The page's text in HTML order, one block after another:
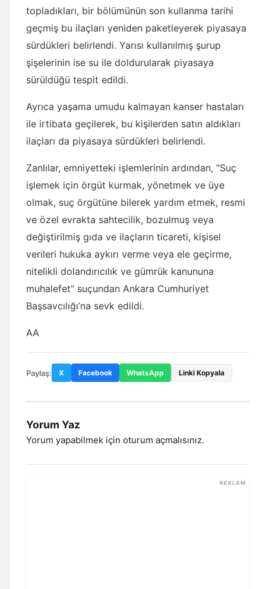
topladıkları, bir bölümünün son kullanma tarihi
geçmiş bu ilaçları yeniden paketleyerek piyasaya
sürdükleri belirlendi. Yarısı kullanılmış şurup
şişelerinin ise su ile doldurularak piyasaya
sürüldüğü tespit edildi.
Ayrıca yaşama umudu kalmayan kanser hastaları
ile irtibata geçilerek, bu kişilerden satın aldıkları
ilaçları da piyasaya sürdükleri belirlendi.
Zanlılar, emniyetteki işlemlerinin ardından, ”Suç
işlemek için örgüt kurmak, yönetmek ve üye
olmak, suç örgütüne bilerek yardım etmek, resmi
ve özel evrakta sahtecilik, bozulmuş veya
değiştirilmiş gıda ve ilaçların ticareti, kişisel
verileri hukuka aykırı verme veya ele geçirme,
nitelikli dolandırıcılık ve gümrük kanununa
muhalefet” suçundan Ankara Cumhuriyet
Başsavcılığı’na sevk edildi.
AA
Paylaş: X Facebook WhatsApp Linki Kopyala
Yorum Yaz
Yorum yapabilmek için oturum açmalısınız.
REKLAM